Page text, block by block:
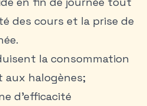
des cours et la prise de
la consommation
aux halogènes;
d’efficacité